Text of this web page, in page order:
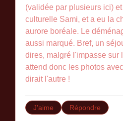
(validée par plusieurs ici)
culturelle Sami, et a eu la
aurore boréale. Le
aussi marqué. Bref, un
dires, malgré l'impasse sur
attend donc les photos
dirait l'autre !
J'aime Répondre